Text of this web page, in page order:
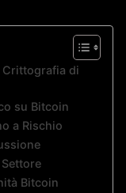
Crittografia di
su Bitcoin
a Rischio
Bitcoin